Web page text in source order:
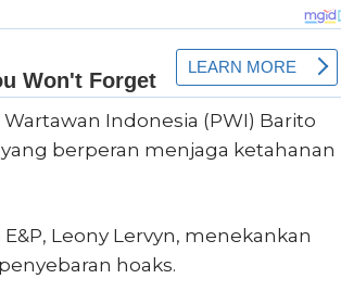
Indonesia (PWI) Barito
berperan menjaga ketahanan
Leony Lervyn, menekankan
hoaks.